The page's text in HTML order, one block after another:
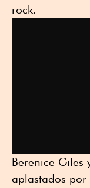
rock.
Berenice Giles
aplastados